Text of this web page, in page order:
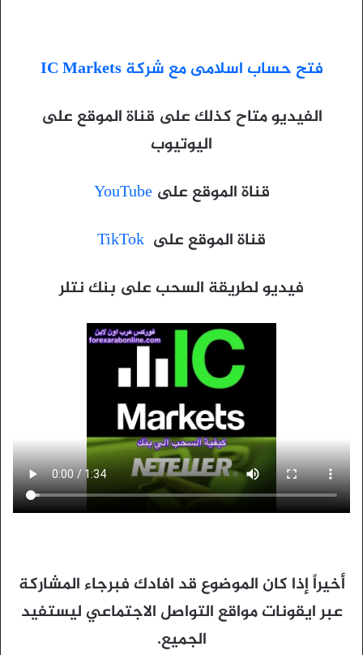
فتح حساب اسلامى مع شركة IC Markets
الفيديو متاح كذلك على قناة الموقع على
اليوتيوب
قناة الموقع علىYouTube
قناة الموقع على TikTok
فيديو لطريقة السحب على بنك نتلر
أخيراً إذا كان الموضوع قد افادك فبرجاء المشاركة
عبر ايقونات مواقع التواصل الاجتماعي ليستفيد
الجميع.